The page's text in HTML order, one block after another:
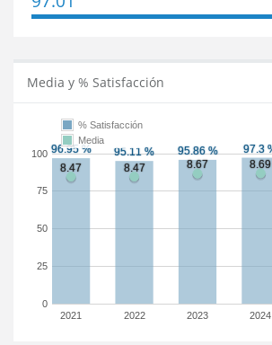
Media y % Satisfacción
2021 2022 2023 2024
0
25
50
75
100
% Satisfacción
Media